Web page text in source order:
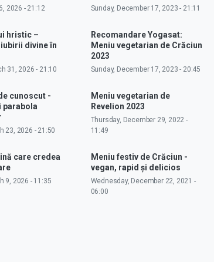
2026 - 21:12
hristic –
divine în
31, 2026 - 21:10
cunoscut -
parabola
23, 2026 - 21:50
care credea
9, 2026 - 11:35
Sunday, December 17, 2023 - 21:11
Recomandare Yogasat:
Meniu vegetarian de Crăciun
2023
Sunday, December 17, 2023 - 20:45
Meniu vegetarian de
Revelion 2023
Thursday, December 29, 2022 -
11:49
Meniu festiv de Crăciun -
vegan, rapid și delicios
Wednesday, December 22, 2021 -
06:00